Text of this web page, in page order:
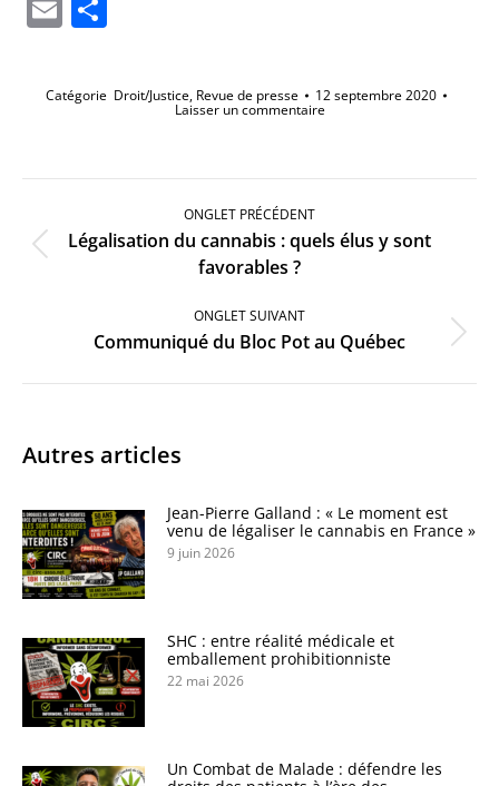
Catégorie Droit/Justice, Revue de presse 12 septembre 2020
Laisser un commentaire
Navigation
ONGLET PRÉCÉDENT
Onglet
précédent
Légalisation du cannabis : quels élus y sont
favorables ?
ONGLET SUIVANT
Onglet
Communiqué du Bloc Pot au Québec
Autres articles
Jean-Pierre Galland : « Le moment est
venu de légaliser le cannabis en France »
9 juin 2026
SHC : entre réalité médicale et
emballement prohibitionniste
22 mai 2026
Un Combat de Malade : défendre les